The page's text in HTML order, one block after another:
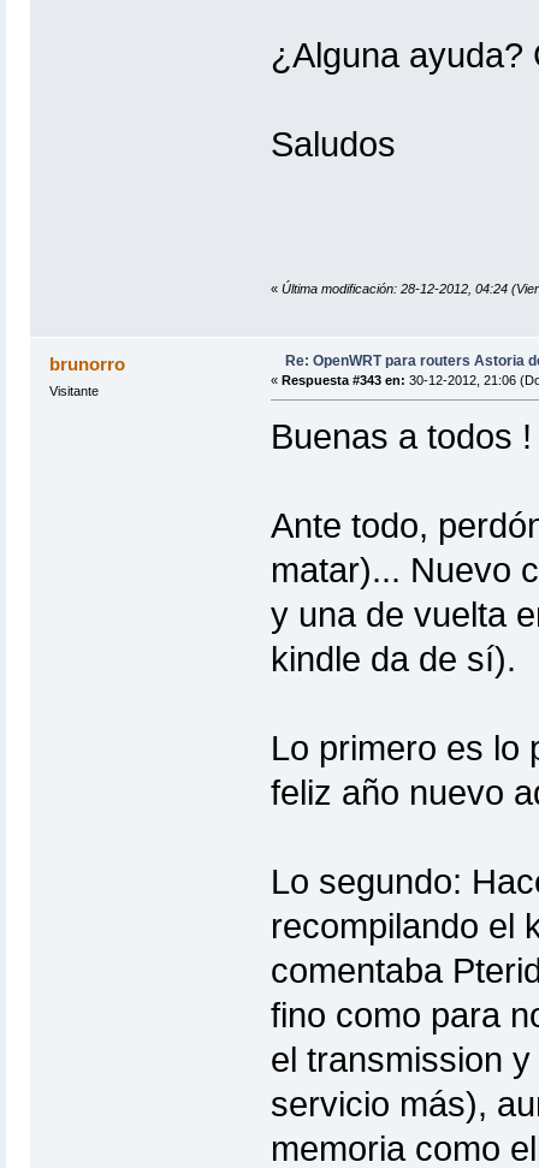
¿Alguna ayuda?
Saludos
« Última modificación: 28-12-2012, 04:24
brunorro
Visitante
Re: OpenWRT para routers Astoria
« Respuesta #343 en: 30-12-2012, 21:06
Buenas a todos !
Ante todo,
matar)... Nuevo
y una de vuelta
kindle da de sí).
Lo primero es lo
feliz año nuevo
Lo segundo:
recompilando el
comentaba
fino como para
el transmission
servicio más),
memoria como